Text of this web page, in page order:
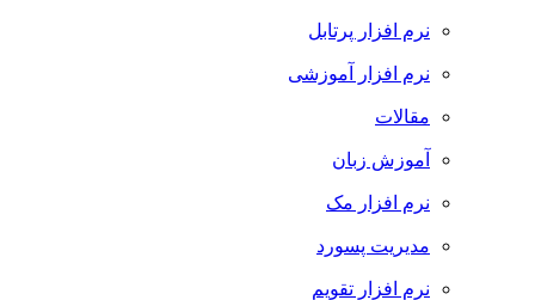
نرم افزار پرتابل
نرم افزار آموزشی
مقالات
آموزش زبان
نرم افزار مک
مدیریت پسورد
نرم افزار تقویم